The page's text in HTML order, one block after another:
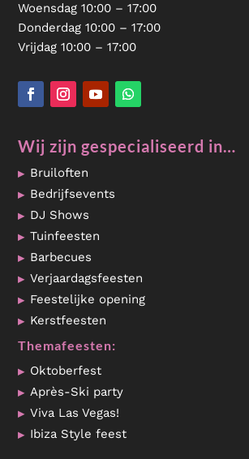
Woensdag 10:00 – 17:00
Donderdag 10:00 – 17:00
Vrijdag 10:00 – 17:00
Wij zijn gespecialiseerd in…
Bruiloften
Bedrijfsevents
DJ Shows
Tuinfeesten
Barbecues
Verjaardagsfeesten
Feestelijke opening
Kerstfeesten
Themafeesten:
Oktoberfest
Après-Ski party
Viva Las Vegas!
Ibiza Style feest